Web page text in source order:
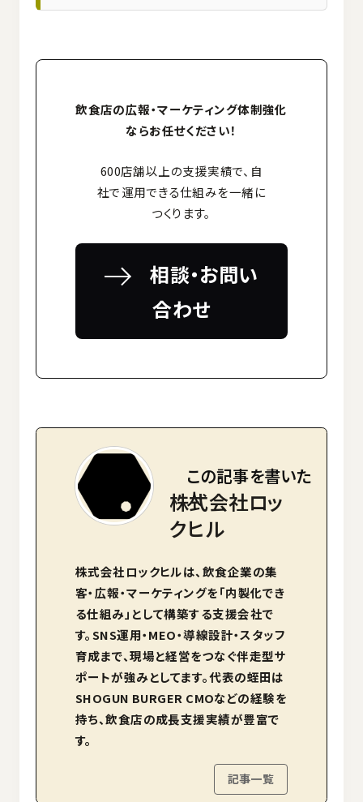
飲食店の広報・マーケティング体制強化
ならお任せください！
600店舗以上の支援実績で、自
社で運用できる仕組みを一緒に
つくります。
相談・お問い
合わせ
この記事を書いた
人
株式会社ロッ
クヒル
株式会社ロックヒルは、飲食企業の集
客・広報・マーケティングを「内製化でき
る仕組み」として構築する支援会社で
す。SNS運用・MEO・導線設計・スタッフ
育成まで、現場と経営をつなぐ伴走型サ
ポートが強みとしてます。代表の蛭田は
SHOGUN BURGER CMOなどの経験を
持ち、飲食店の成長支援実績が豊富で
す。
記事一覧